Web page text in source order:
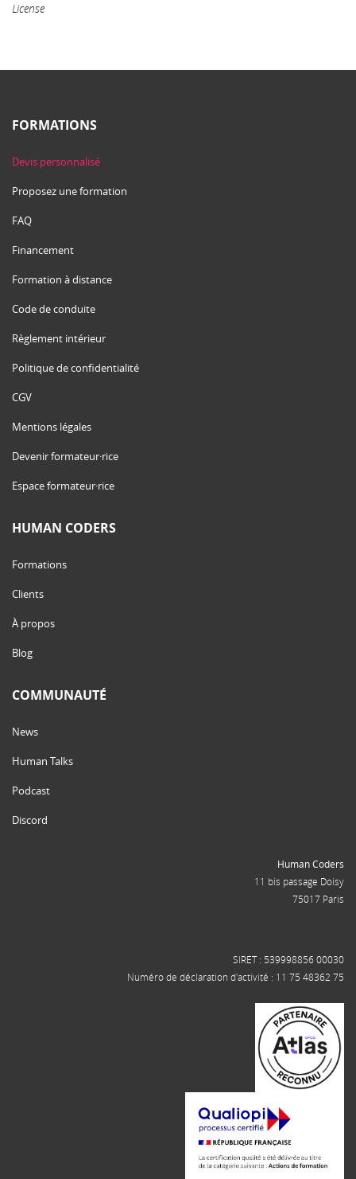
License
FORMATIONS
Devis personnalisé
Proposez une formation
FAQ
Financement
Formation à distance
Code de conduite
Règlement intérieur
Politique de confidentialité
CGV
Mentions légales
Devenir formateur·rice
Espace formateur·rice
HUMAN CODERS
Formations
Clients
À propos
Blog
COMMUNAUTÉ
News
Human Talks
Podcast
Discord
Human Coders
11 bis passage Doisy
75017 Paris
SIRET : 539998856 00030
Numéro de déclaration d'activité : 11 75 48362 75